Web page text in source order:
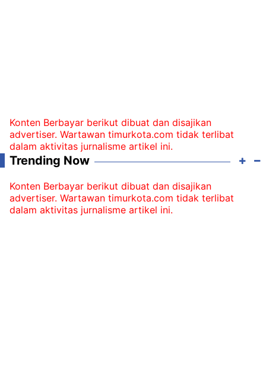
Konten Berbayar berikut dibuat dan disajikan
advertiser. Wartawan timurkota.com tidak terlibat
dalam aktivitas jurnalisme artikel ini.
Trending Now
Konten Berbayar berikut dibuat dan disajikan
advertiser. Wartawan timurkota.com tidak terlibat
dalam aktivitas jurnalisme artikel ini.